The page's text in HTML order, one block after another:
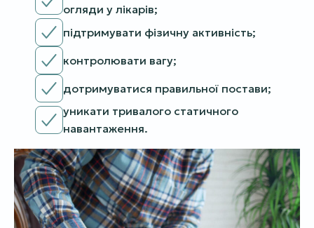
огляди у лікарів;
підтримувати фізичну активність;
контролювати вагу;
дотримуватися правильної постави;
уникати тривалого статичного
навантаження.